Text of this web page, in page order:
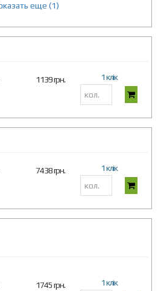
Показать еще (1)
1139 грн. 1 клік
7438 грн. 1 клік
1745 грн. 1 клік